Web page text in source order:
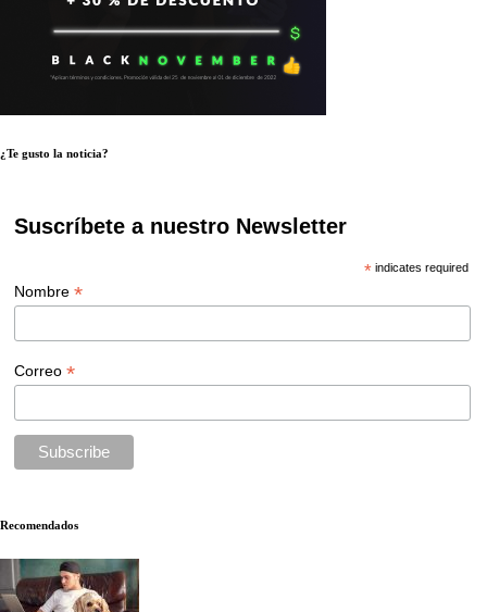
¿Te gusto la noticia?
Suscríbete a nuestro Newsletter
*indicates required
Nombre*
Correo*
Recomendados